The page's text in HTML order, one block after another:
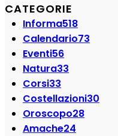
CATEGORIE
Informa518
Calendario73
Eventi56
Natura33
Corsi33
Costellazioni30
Oroscopo28
Amache24